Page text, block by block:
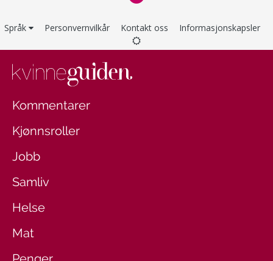
Språk Personvernvilkår Kontakt oss Informasjonskapsler
Kommentarer
Kjønnsroller
Jobb
Samliv
Helse
Mat